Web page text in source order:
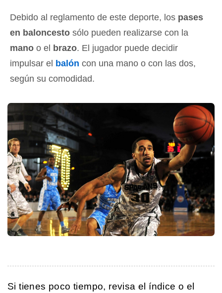
Debido al reglamento de este deporte, los pases
en baloncesto sólo pueden realizarse con la
mano o el brazo. El jugador puede decidir
impulsar el balón con una mano o con las dos,
según su comodidad.
Si tienes poco tiempo, revisa el índice o el